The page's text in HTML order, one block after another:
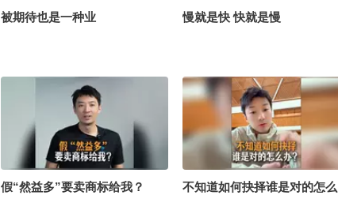
被期待也是一种业 慢就是快 快就是慢
假“然益多”要卖商标给我？
不知道如何抉择谁是对的怎么